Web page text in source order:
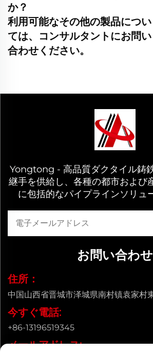
か？
利用可能なその他の製品につい
ては、コンサルタントにお問い
合わせください。
Yongtong - 高品質ダクタイル鋳
継手を供給し、各種の都市および
に包括的なパイプラインソリュ
お問い合わせ
住所：
中国山西省晋城市泽城県南村镇袁家村
今すぐ電話:
+86-13196519345
メールアドレス: